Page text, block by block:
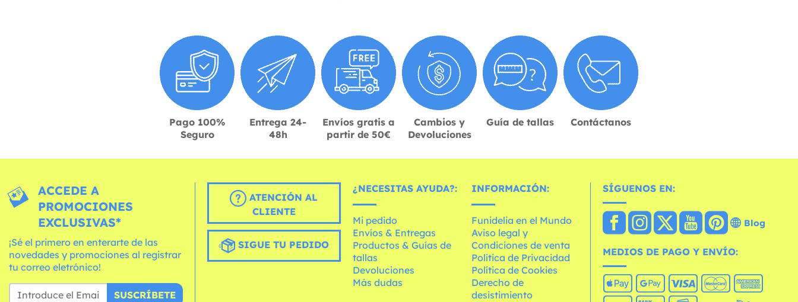
Pago 100%
Seguro
Entrega 24-
48h
Envíos gratis a
partir de 50€
Cambios y
Devoluciones
Guía de tallas Contáctanos
ACCEDE A
PROMOCIONES
EXCLUSIVAS*
¡Sé el primero en enterarte de las
novedades y promociones al registrar
tu correo eletrónico!
SUSCRÍBETE
ATENCIÓN AL
CLIENTE
SIGUE TU PEDIDO
¿NECESITAS AYUDA?:
Mi pedido
Envíos & Entregas
Productos & Guías de
tallas
Devoluciones
Más dudas
INFORMACIÓN:
Funidelia en el Mundo
Aviso legal y
Condiciones de venta
Política de Privacidad
Política de Cookies
Derecho de
desistimiento
SÍGUENOS EN:
Blog
MEDIOS DE PAGO Y ENVÍO: